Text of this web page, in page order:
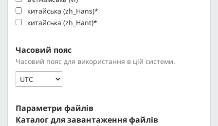
китайська (zh_Hans)*
китайська (zh_Hant)*
Часовий пояс
Часовий пояс для використання в цій системи.
Параметри файлів
Каталог для завантаження файлів